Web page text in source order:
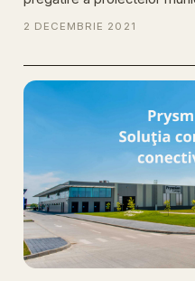
2 DECEMBRIE 2021